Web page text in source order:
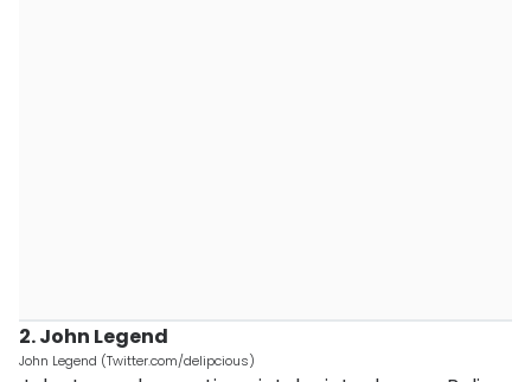
2. John Legend
John Legend (Twitter.com/delipcious)